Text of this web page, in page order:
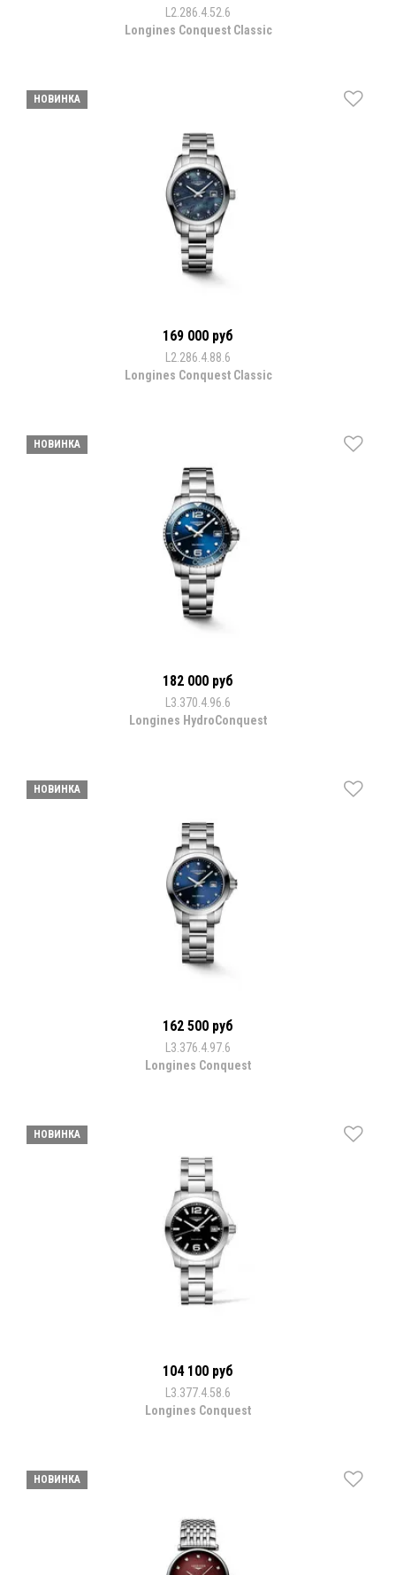
L2.286.4.52.6
Longines Conquest Classic
НОВИНКА
169 000 руб
L2.286.4.88.6
Longines Conquest Classic
НОВИНКА
182 000 руб
L3.370.4.96.6
Longines HydroConquest
НОВИНКА
162 500 руб
L3.376.4.97.6
Longines Conquest
НОВИНКА
104 100 руб
L3.377.4.58.6
Longines Conquest
НОВИНКА